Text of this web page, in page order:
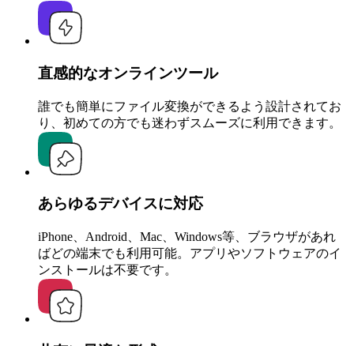
直感的なオンラインツール
誰でも簡単にファイル変換ができるよう設計されてお
り、初めての方でも迷わずスムーズに利用できます。
あらゆるデバイスに対応
iPhone、Android、Mac、Windows等、ブラウザがあれ
ばどの端末でも利用可能。アプリやソフトウェアのイ
ンストールは不要です。